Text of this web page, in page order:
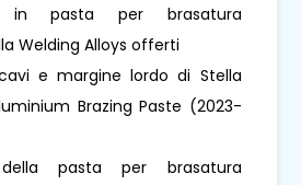
in pasta per brasatura
Welding Alloys offerti
e margine lordo di Stella
Brazing Paste (2023-
pasta per brasatura